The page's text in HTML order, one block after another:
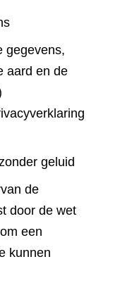
gegevens,
aard en de
geluid
de
door de wet
een
kunnen